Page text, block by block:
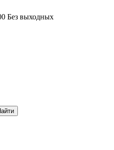
Без выходных